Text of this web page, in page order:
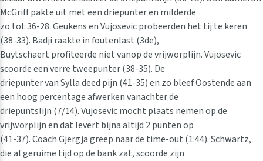
McGriff pakte uit met een driepunter en milderde
zo tot 36-28. Geukens en Vujosevic probeerden het tij te keren
(38-33). Badji raakte in foutenlast (3de),
Buytschaert profiteerde niet vanop de vrijworplijn. Vujosevic
scoorde een verre tweepunter (38-35). De
driepunter van Sylla deed pijn (41-35) en zo bleef Oostende aan
een hoog percentage afwerken vanachter de
driepuntslijn (7/14). Vujosevic mocht plaats nemen op de
vrijworplijn en dat levert bijna altijd 2 punten op
(41-37). Coach Gjergja greep naar de time-out (1:44). Schwartz,
die al geruime tijd op de bank zat, scoorde zijn